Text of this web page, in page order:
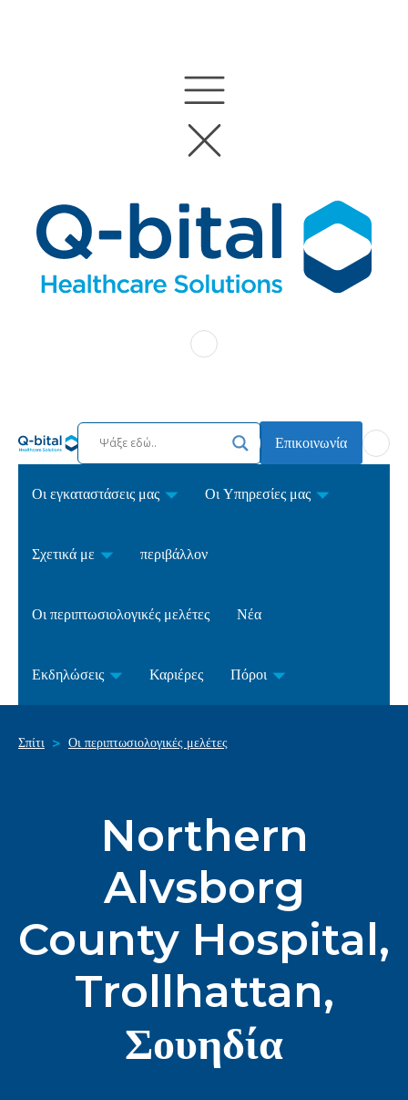
Επικοινωνία
Οι εγκαταστάσεις μας Οι Υπηρεσίες μας
Σχετικά με περιβάλλον
Οι περιπτωσιολογικές μελέτες Νέα
Εκδηλώσεις Καριέρες Πόροι
Σπίτι > Οι περιπτωσιολογικές μελέτες
Northern
Alvsborg
County Hospital,
Trollhattan,
Σουηδία